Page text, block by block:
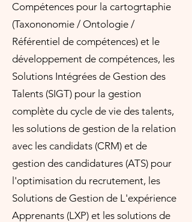
Compétences pour la cartogrtaphie
(Taxononomie / Ontologie /
Référentiel de compétences) et le
développement de compétences, les
Solutions Intégrées de Gestion des
Talents (SIGT) pour la gestion
complète du cycle de vie des talents,
les solutions de gestion de la relation
avec les candidats (CRM) et de
gestion des candidatures (ATS) pour
l'optimisation du recrutement, les
Solutions de Gestion de L'expérience
Apprenants (LXP) et les solutions de